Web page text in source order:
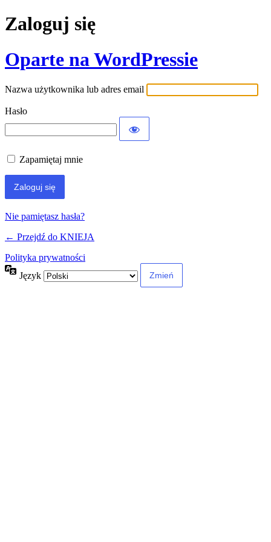
Zaloguj się
Oparte na WordPressie
Nazwa użytkownika lub adres email
Hasło
Zapamiętaj mnie
Nie pamiętasz hasła?
← Przejdź do KNIEJA
Polityka prywatności
Język